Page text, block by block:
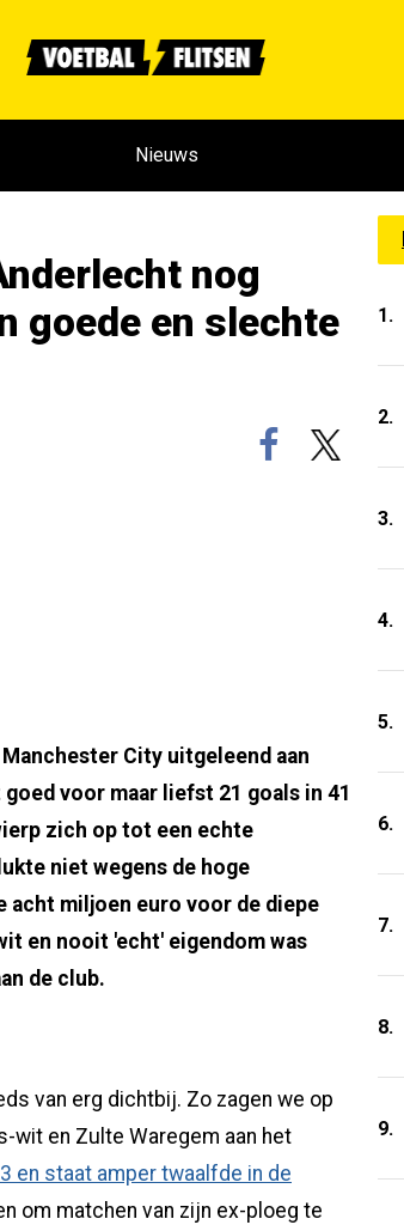
Nieuws
nog
goede en slechte
City uitgeleend aan
voor maar liefst 21 goals in 41
zich op tot een echte
niet wegens de hoge
acht miljoen euro voor de diepe
en nooit 'echt' eigendom was
de club.
van erg dichtbij. Zo zagen we op
wit en Zulte Waregem aan het
en staat amper twaalfde in de
om matchen van zijn ex-ploeg te
1.
2.
3.
4.
5.
6.
7.
8.
9.